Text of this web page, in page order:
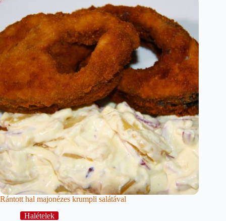
Rántott hal majonézes krumpli salátával
Halételek